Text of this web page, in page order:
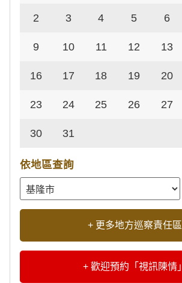
2 3 4 5 6
9 10 11 12 13
16 17 18 19 20
23 24 25 26 27
30 31
依地區查詢
+ 更多地方巡察責任區
+ 歡迎預約「視訊陳情」